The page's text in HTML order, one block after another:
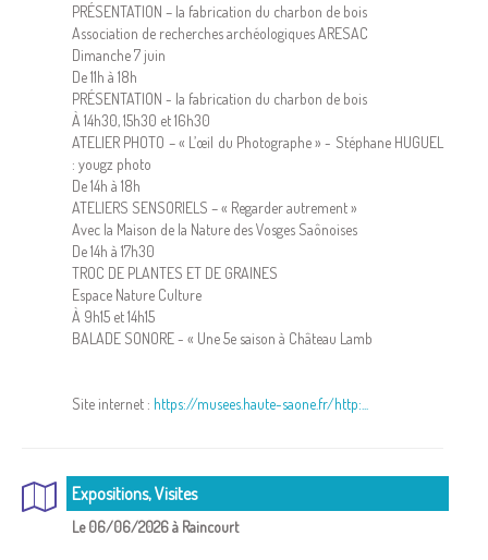
PRÉSENTATION – la fabrication du charbon de bois
Association de recherches archéologiques ARESAC
Dimanche 7 juin
De 11h à 18h
PRÉSENTATION - la fabrication du charbon de bois
À 14h30, 15h30 et 16h30
ATELIER PHOTO – « L’œil du Photographe » - Stéphane HUGUEL
: yougz photo
De 14h à 18h
ATELIERS SENSORIELS – « Regarder autrement »
Avec la Maison de la Nature des Vosges Saônoises
De 14h à 17h30
TROC DE PLANTES ET DE GRAINES
Espace Nature Culture
À 9h15 et 14h15
BALADE SONORE - « Une 5e saison à Château Lamb
Site internet : https://musees.haute-saone.fr/http:...
Expositions, Visites
Le 06/06/2026 à Raincourt